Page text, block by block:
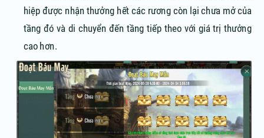
hiệpđược nhận thưởng hết các rương còn lại chưa mở của
tầng đó và di chuyển đến tầng tiếp theo với giá trị thưởng
cao hơn.